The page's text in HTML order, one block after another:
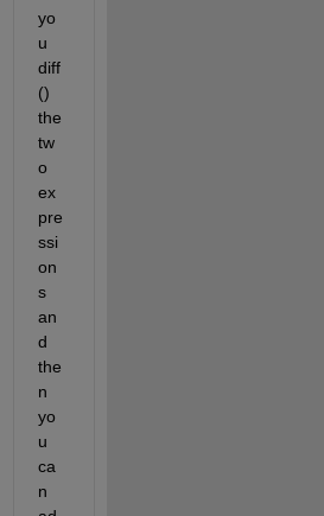
yo
u
diff
()
the
tw
o
ex
pre
ssi
on
s
an
d
the
n
yo
u
ca
n